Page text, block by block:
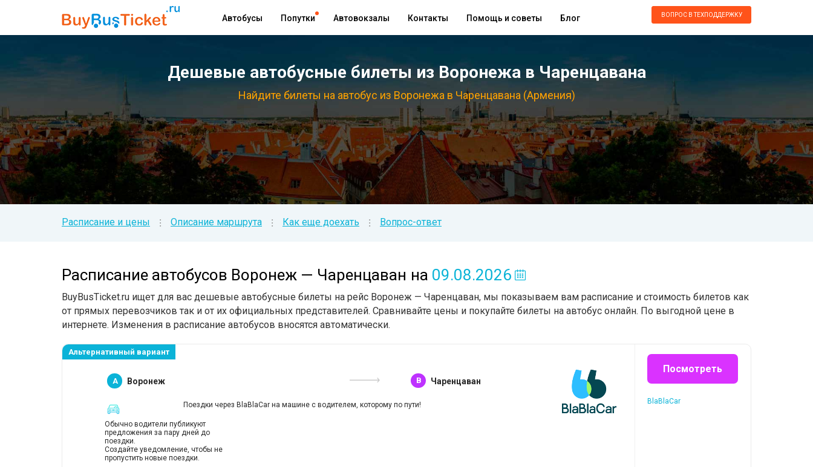
Автобусы Попутки Автовокзалы Контакты Помощь и советы Блог ВОПРОС В ТЕХПОДДЕРЖКУ
Дешевые автобусные билеты из Воронежа в Чаренцавана
Найдите билеты на автобус из Воронежа в Чаренцавана (Армения)
Расписание и цены ⁝ Описание маршрута ⁝ Как еще доехать ⁝ Вопрос-ответ
Расписание автобусов Воронеж — Чаренцаван на 09.08.2026
BuyBusTicket.ru ищет для вас дешевые автобусные билеты на рейс Воронеж — Чаренцаван, мы показываем вам расписание и стоимость билетов как
от прямых перевозчиков так и от их официальных представителей. Сравнивайте цены и покупайте билеты на автобус онлайн. По выгодной цене в
интернете. Изменения в расписание автобусов вносятся автоматически.
Альтернативный вариант
A Воронеж B Чаренцаван
Поездки через BlaBlaCar на машине с водителем, которому по пути!
Обычно водители публикуют
предложения за пару дней до
поездки.
Создайте уведомление, чтобы не
пропустить новые поездки.
Посмотреть
BlaBlaCar